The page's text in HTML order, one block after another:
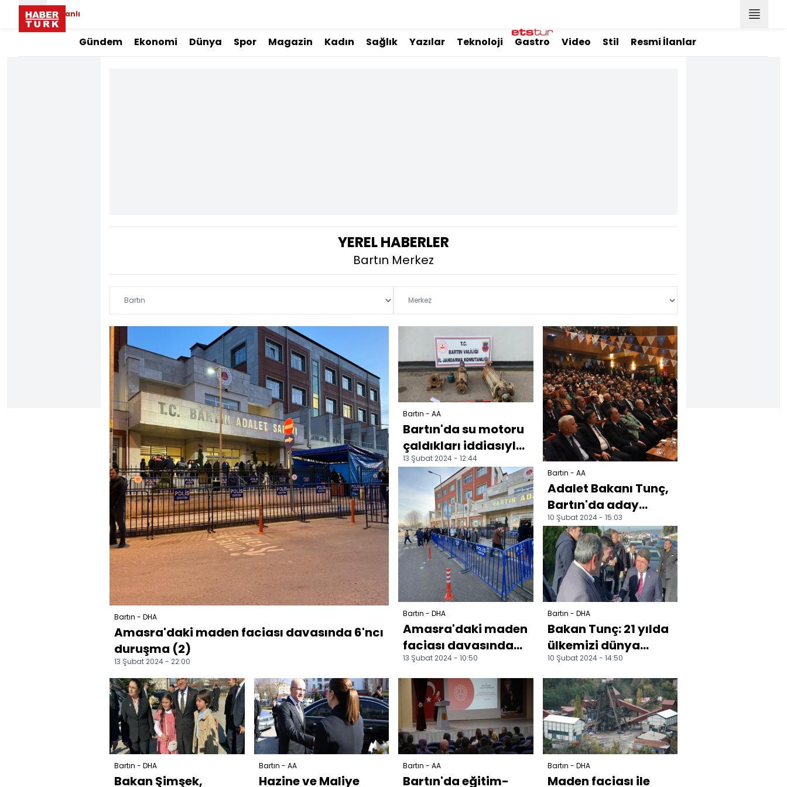
Canlı
Gündem Ekonomi Dünya Spor Magazin Kadın Sağlık Yazılar Teknoloji Gastro Video Stil Resmi İlanlar
YEREL HABERLER
Bartın Merkez
Bartın - DHA
Amasra'daki maden faciası davasında 6'ncı
duruşma (2)
13 Şubat 2024 - 22:00
Bartın - AA
Bartın'da su motoru
çaldıkları iddiasıyla
yakalanan 3 zanlı
tutuklandı
13 Şubat 2024 - 12:44
Bartın - DHA
Amasra'daki maden
faciası davasında
6'ncı duruşma
13 Şubat 2024 - 10:50
Bartın - AA
Adalet Bakanı Tunç,
Bartın'da aday
tanıtım
toplantısında
konuştu:
10 Şubat 2024 - 15:03
Bartın - DHA
Bakan Tunç: 21 yılda
ülkemizi dünya
projeleriyle
tanıştırdık
10 Şubat 2024 - 14:50
Bartın - DHA
Bakan Şimşek,
Bartın - AA
Hazine ve Maliye
Bartın - AA
Bartın'da eğitim-
Bartın - DHA
Maden faciası ile